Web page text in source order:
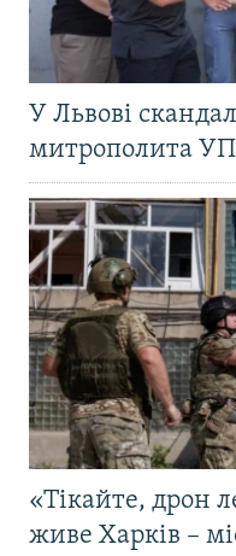
У Львові
митрополита
«Тікайте, дрон
живе Харків –